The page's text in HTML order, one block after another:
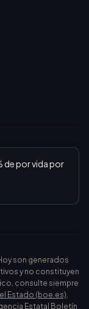
de por vida por
son generados
y no constituyen
consulte siempre
Estado (boe.es).
Estatal Boletín